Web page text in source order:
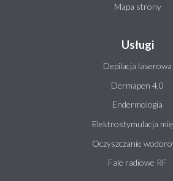
Mapa strony
Usługi
Depilacja laserowa
Dermapen 4.0
Endermologia
Elektrostymulacja
Oczyszczanie
Fale radiowe RF